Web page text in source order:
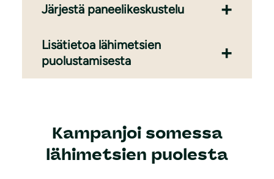
Järjestä paneelikeskustelu
Lisätietoa lähimetsien
puolustamisesta
Kampanjoi somessa
lähimetsien puolesta